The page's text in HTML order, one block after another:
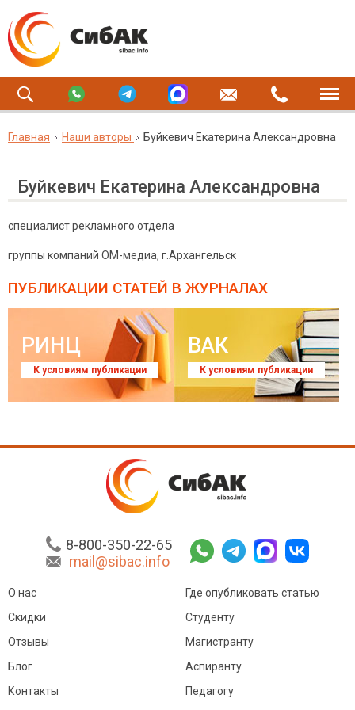
Главная Наши авторы Буйкевич Екатерина Александровна
Буйкевич Екатерина Александровна
специалист рекламного отдела
группы компаний ОМ-медиа, г.Архангельск
ПУБЛИКАЦИИ СТАТЕЙ В ЖУРНАЛАХ
РИНЦ
К условиям публикации
ВАК
К условиям публикации
8-800-350-22-65
mail@sibac.info
О нас
Скидки
Отзывы
Блог
Контакты
Где опубликовать статью
Студенту
Магистранту
Аспиранту
Педагогу